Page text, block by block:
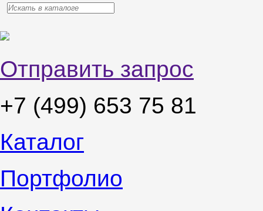
Отправить запрос
+7 (499) 653 75 81
Каталог
Портфолио